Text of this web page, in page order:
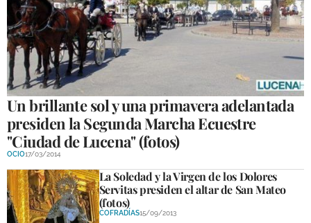
ECONOMÍA
DESARROLLO LOCAL
LUCENA EMPRESAS
OCIO
COFRADÍAS
COMPETICIONES
DEPORTE BASE
Un brillante sol y una primavera adelantada
presiden la Segunda Marcha Ecuestre
"Ciudad de Lucena" (fotos)
OCIO17/03/2014
La Soledad y la Virgen de los Dolores
Servitas presiden el altar de San Mateo
(fotos)
COFRADÍAS15/09/2013